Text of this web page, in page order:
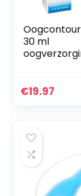
30 ml
Anti-rimpel
€19.97